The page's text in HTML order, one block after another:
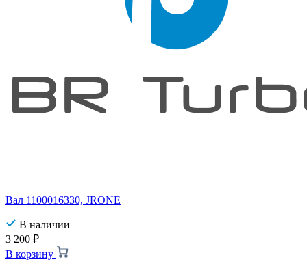
Вал 1100016330, JRONE
В наличии
3 200 ₽
В корзину